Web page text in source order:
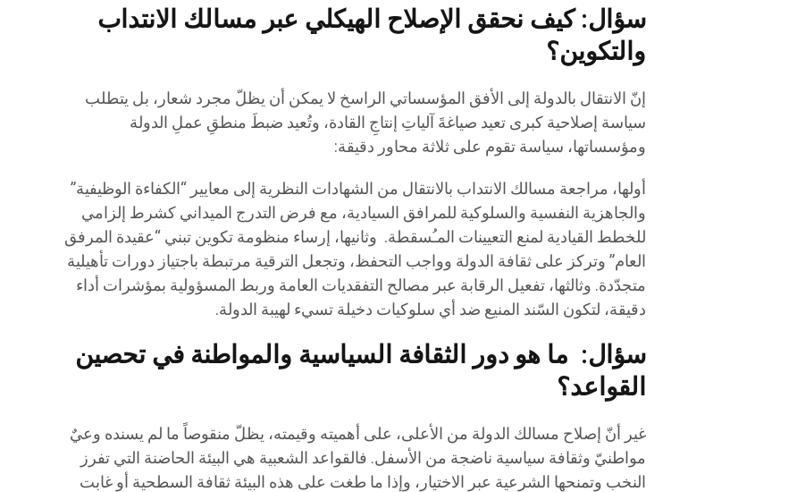
سؤال: كيف نحقق الإصلاح الهيكلي عبر مسالك الانتداب
والتكوين؟
إنّ الانتقال بالدولة إلى الأفق المؤسساتي الراسخ لا يمكن أن يظلّ مجرد شعار، بل يتطلب
سياسة إصلاحية كبرى تعيد صياغةَ آلياتِ إنتاجِ القادة، وتُعيد ضبطَ منطقِ عملِ الدولة
ومؤسساتها، سياسة تقوم على ثلاثة محاور دقيقة:
أولها، مراجعة مسالك الانتداب بالانتقال من الشهادات النظرية إلى معايير “الكفاءة الوظيفية”
والجاهزية النفسية والسلوكية للمرافق السيادية، مع فرض التدرج الميداني كشرط إلزامي
للخطط القيادية لمنع التعيينات المـُسقطة. وثانيها، إرساء منظومة تكوين تبني “عقيدة المرفق
العام” وتركز على ثقافة الدولة وواجب التحفظ، وتجعل الترقية مرتبطة باجتياز دورات تأهيلية
متجدّدة. وثالثها، تفعيل الرقابة عبر مصالح التفقديات العامة وربط المسؤولية بمؤشرات أداء
دقيقة، لتكون السّند المنيع ضد أي سلوكيات دخيلة تسيء لهيبة الدولة.
سؤال: ما هو دور الثقافة السياسية والمواطنة في تحصين
القواعد؟
غير أنّ إصلاح مسالك الدولة من الأعلى، على أهميته وقيمته، يظلّ منقوصاً ما لم يسنده وعيٌ
مواطنيّ وثقافة سياسية ناضجة من الأسفل. فالقواعد الشعبية هي البيئة الحاضنة التي تفرز
النخب وتمنحها الشرعية عبر الاختيار، وإذا ما طغت على هذه البيئة ثقافة السطحية أو غابت